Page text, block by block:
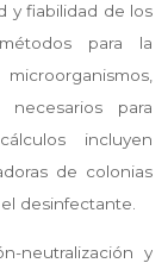
y fiabilidad de los
para la
para
incluyen
de colonias
desinfectante.
neutralización y